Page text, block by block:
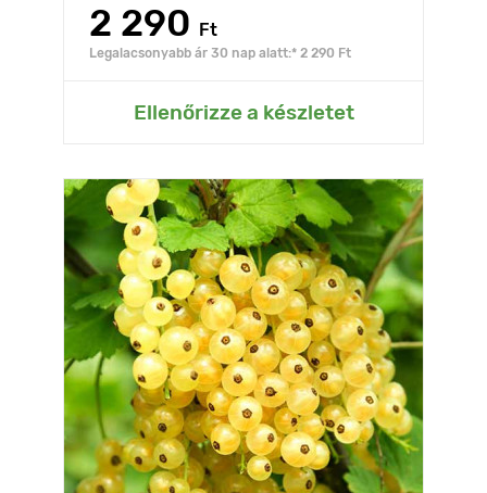
2 290 Ft
Legalacsonyabb ár 30 nap alatt:* 2 290 Ft
Ellenőrizze a készletet